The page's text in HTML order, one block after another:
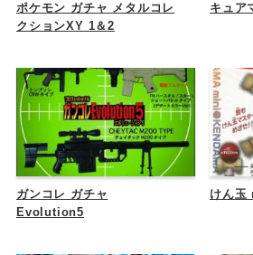
ポケモン ガチャ メタルコレ
クションXY 1＆2
キュア
ガンコレ ガチャ
Evolution5
けん玉